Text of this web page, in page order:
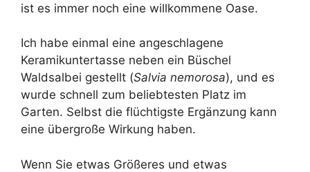
ist es immer noch eine willkommene Oase.
Ich habe einmal eine angeschlagene
Keramikuntertasse neben ein Büschel
Waldsalbei gestellt (Salvia nemorosa), und es
wurde schnell zum beliebtesten Platz im
Garten. Selbst die flüchtigste Ergänzung kann
eine übergroße Wirkung haben.
Wenn Sie etwas Größeres und etwas